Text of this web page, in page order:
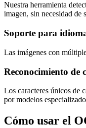
Nuestra herramienta
imagen, sin necesidad de
Soporte para
Las imágenes con
Reconocimiento de
Los caracteres únicos de
por modelos
Cómo usar el